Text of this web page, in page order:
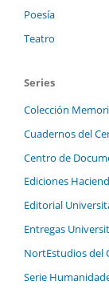
Poesía
Teatro
Series
Colección
Cuadernos del
Centro de
Ediciones
Editorial
Entregas
NortEstudios del
Serie